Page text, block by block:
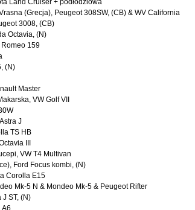
(Grecja), Peugeot 308SW, (CB) & WV California
3008, (CB)
Octavia, (N)
Romeo 159
(N)
Master
VW Golf VII
J
TS HB
III
VW T4 Multivan
Ford Focus kombi, (N)
Corolla E15
Mk-5 N & Mondeo Mk-5 & Peugeot Rifter
J ST, (N)
A6